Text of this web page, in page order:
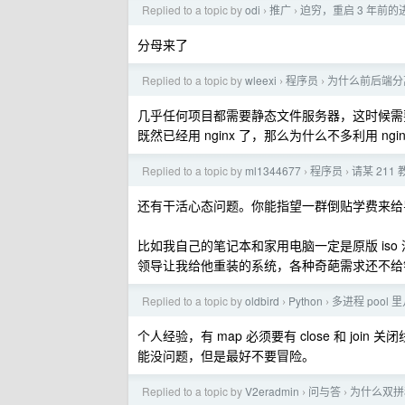
Replied to a topic byodi › 推广 › 迫穷，重启 3 年前的
分母来了
Replied to a topic bywleexi › 程序员 › 为什么前后端
几乎任何项目都需要静态文件服务器，这时候
既然已经用 nginx 了，那么为什么不多利用
Replied to a topic by ml1344677 › 程序员 › 请某 211
还有干活心态问题。你能指望一群倒贴学费来
比如我自己的笔记本和家用电脑一定是原版
领导让我给他重装的系统，各种奇葩需求还不
Replied to a topic byoldbird › Python › 多进程 pool
个人经验，有 map 必须要有 close 和 join 关
能没问题，但是最好不要冒险。
Replied to a topic byV2eradmin › 问与答 › 为什么双